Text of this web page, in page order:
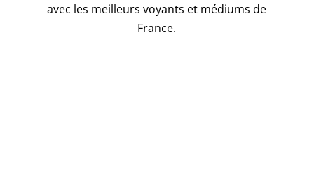
avec les meilleurs voyants et médiums de
France.